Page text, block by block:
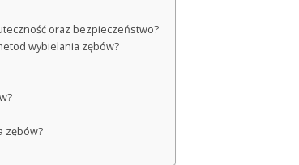
oraz bezpieczeństwo?
wybielania zębów?
zębów?